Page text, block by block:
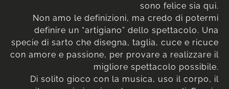
sono felice sia qui.
Non amo le definizioni, ma credo di potermi
definire un “artigiano” dello spettacolo. Una
specie di sarto che disegna, taglia, cuce e ricuce
con amore e passione, per provare a realizzare il
migliore spettacolo possibile.
Di solito gioco con la musica, uso il corpo, il